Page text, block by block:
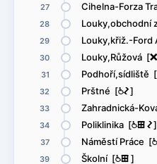
27 Cihelna-Forza
28 Louky,obchodní
29 Louky,křiž.-Ford
30 Louky,Růžová [ë
31 Podhoří,sídliště [
32 Prštné [@ó]
33 Zahradnická-
34 Poliklinika [@æó]
37 Náměstí Práce [@
39 Školní [@æ]